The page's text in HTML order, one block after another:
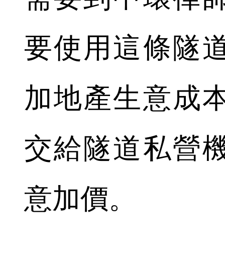
要使用這條隧
加地產生意成
交給隧道私營
意加價。